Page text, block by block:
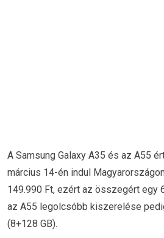
A Samsung Galaxy A35 és az A55
március 14-én indul
149.990 Ft, ezért az összegért egy
az A55 legolcsóbb kiszerelése
(8+128 GB).